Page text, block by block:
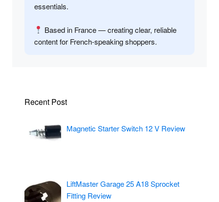
essentials.
Based in France — creating clear, reliable
content for French-speaking shoppers.
Recent Post
Magnetic Starter Switch 12 V Review
LiftMaster Garage 25 A18 Sprocket
Fitting Review